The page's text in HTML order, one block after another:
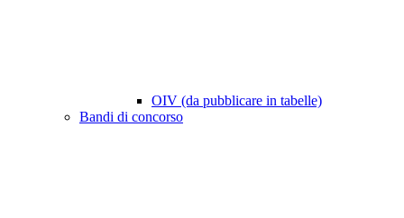
OIV (da pubblicare in tabelle)
Bandi di concorso